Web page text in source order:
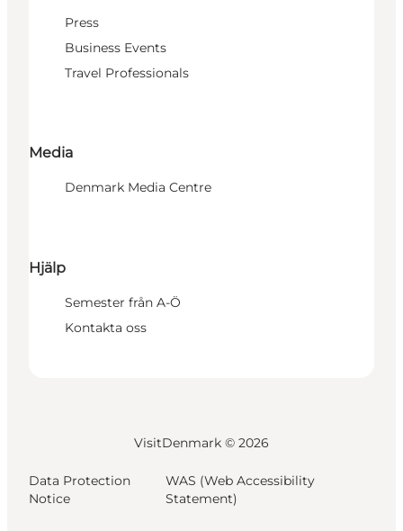
Press
Business Events
Travel Professionals
Media
Denmark Media Centre
Hjälp
Semester från A-Ö
Kontakta oss
VisitDenmark © 2026
Data Protection
Notice
WAS (Web Accessibility
Statement)